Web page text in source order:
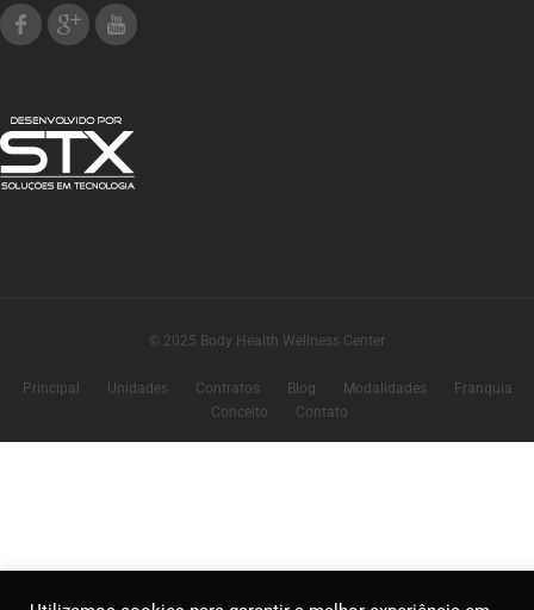
FacebookGoogle Plus
© 2025 Body Health Wellness Center
Principal Unidades Contratos Blog Modalidades
Franquia
Conceito
Contato